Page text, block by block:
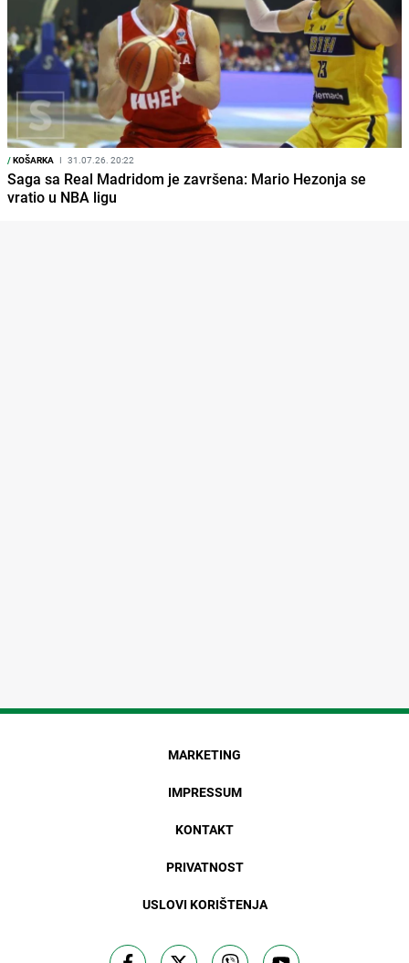
/KOŠARKA I 31.07.26. 20:22
Saga sa Real Madridom je završena: Mario Hezonja se
vratio u NBA ligu
MARKETING
IMPRESSUM
KONTAKT
PRIVATNOST
USLOVI KORIŠTENJA